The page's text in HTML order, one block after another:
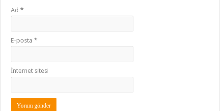
Ad*
E-posta*
İnternet sitesi